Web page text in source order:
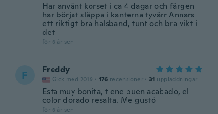
Har använt korset i ca 4 dagar och färgen
har börjat släppa i kanterna tyvärr Annars
ett riktigt bra halsband, tunt och bra vikt i
det
för 6 år sen
F Freddy
Gick med 2019 · 176 recensioner · 31 uppladdningar
Esta muy bonita, tiene buen acabado, el
color dorado resalta. Me gustó
för 6 år sen